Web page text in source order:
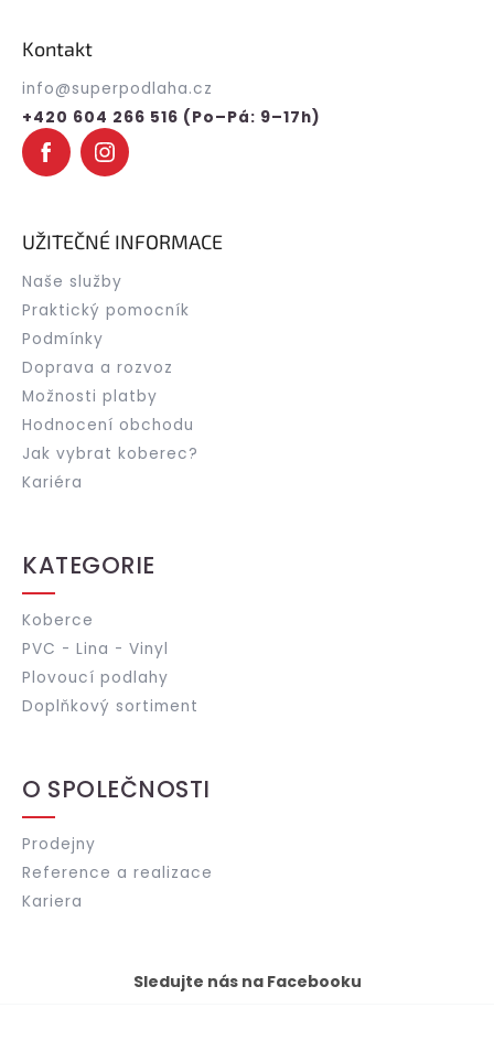
Kontakt
info@superpodlaha.cz
+420 604 266 516 (Po–Pá: 9–17h)
UŽITEČNÉ INFORMACE
Naše služby
Praktický pomocník
Podmínky
Doprava a rozvoz
Možnosti platby
Hodnocení obchodu
Jak vybrat koberec?
Kariéra
KATEGORIE
Koberce
PVC - Lina - Vinyl
Plovoucí podlahy
Doplňkový sortiment
O SPOLEČNOSTI
Prodejny
Reference a realizace
Kariera
Sledujte nás na Facebooku